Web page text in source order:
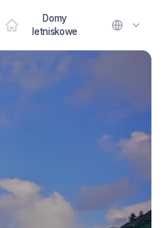
Domy
letniskowe